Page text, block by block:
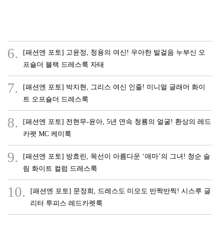
6.
[패션엔 포토] 고윤정, 청용의 여신! 우아한 발걸음 누부신 오
프숄더 블랙 드레스룩 자태
7.
[패션엔 포토] 박지현, 그리스 여신 인줄! 미니멀 글래머 화이
트 오프숄더 드레스룩
8.
[패션엔 포토] 전현무-윤아, 5년 연속 청룡의 얼굴! 환상의 레드
카펫 MC 케미룩
9.
[패션엔 포토] 방효린, 목선이 아름다운 ‘애마’의 그녀! 청순 슬
림 화이트 컬럼 드레스룩
10.
[패션엔 포토] 문정희, 드레스도 미모도 반짝반찍! 시스루 글
리터 투피스 레드카펫룩